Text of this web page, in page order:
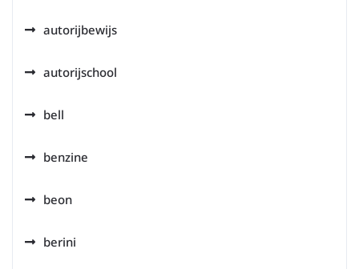
autorijbewijs
autorijschool
bell
benzine
beon
berini